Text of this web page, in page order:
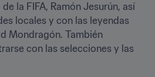
la FIFA, Ramón Jesurún, así
locales y con las leyendas
Mondragón. También
con las selecciones y las